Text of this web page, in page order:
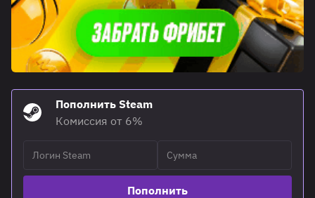
Пополнить Steam
Комиссия от 6%
Пополнить